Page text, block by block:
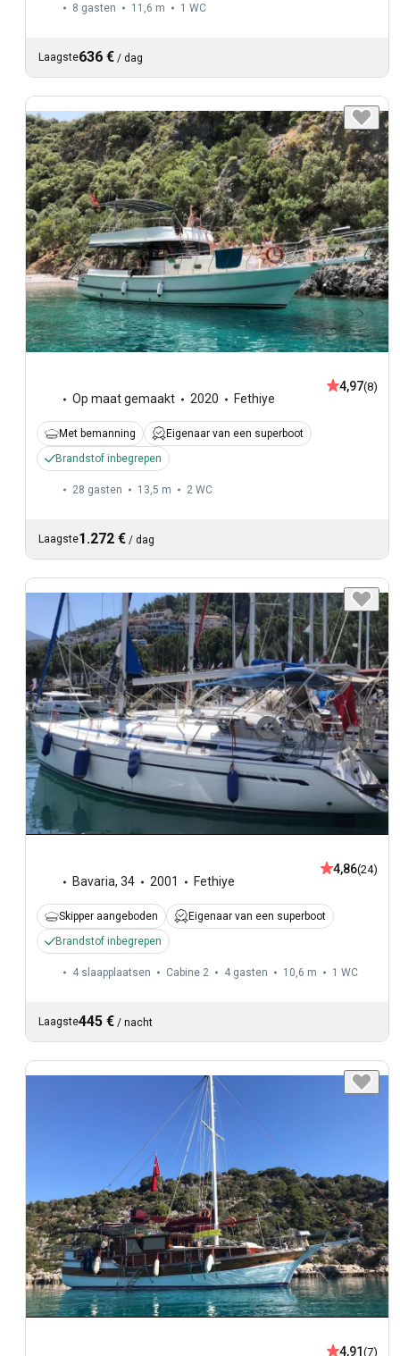
8 gasten 11,6 m 1 WC
Laagste636 € / dag
Op maat gemaakt 2020 Fethiye
4,97(8)
Met bemanning
Eigenaar van een superboot
Brandstof inbegrepen
28 gasten 13,5 m 2 WC
Laagste1.272 € / dag
Bavaria, 34 2001 Fethiye
4,86(24)
Skipper aangeboden
Eigenaar van een superboot
Brandstof inbegrepen
4 slaapplaatsen Cabine 2 4 gasten 10,6 m 1 WC
Laagste445 € / nacht
4,91 (7)